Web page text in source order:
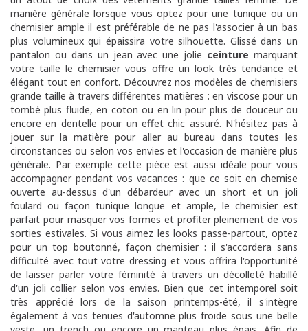
manière générale lorsque vous optez pour une tunique ou un
chemisier ample il est préférable de ne pas l'associer à un bas
plus volumineux qui épaissira votre silhouette. Glissé dans un
pantalon ou dans un jean avec une jolie ceinture marquant
votre taille le chemisier vous offre un look très tendance et
élégant tout en confort. Découvrez nos modèles de chemisiers
grande taille à travers différentes matières : en viscose pour un
tombé plus fluide, en coton ou en lin pour plus de douceur ou
encore en dentelle pour un effet chic assuré. N'hésitez pas à
jouer sur la matière pour aller au bureau dans toutes les
circonstances ou selon vos envies et l'occasion de manière plus
générale. Par exemple cette pièce est aussi idéale pour vous
accompagner pendant vos vacances : que ce soit en chemise
ouverte au-dessus d'un débardeur avec un short et un joli
foulard ou façon tunique longue et ample, le chemisier est
parfait pour masquer vos formes et profiter pleinement de vos
sorties estivales. Si vous aimez les looks passe-partout, optez
pour un top boutonné, façon chemisier : il s'accordera sans
difficulté avec tout votre dressing et vous offrira l'opportunité
de laisser parler votre féminité à travers un décolleté habillé
d'un joli collier selon vos envies. Bien que cet intemporel soit
très apprécié lors de la saison printemps-été, il s'intègre
également à vos tenues d'automne plus froide sous une belle